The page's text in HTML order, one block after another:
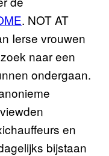
. NOT AT
Ierse vrouwen
naar een
ondergaan.
en
bijstaan